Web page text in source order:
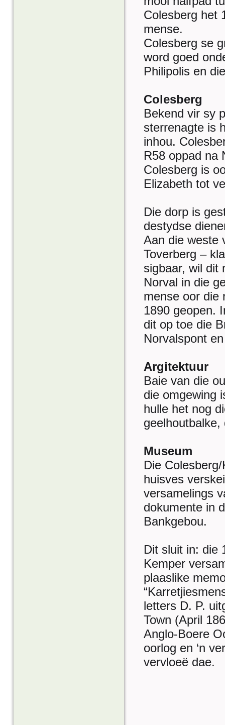
Colesberg het
mense.
Colesberg se
word goed
Philipolis en
Colesberg
Bekend vir sy
sterrenagte is
inhou.
R58 oppad na
Colesberg is
Elizabeth tot
Die dorp is
destydse
Aan die weste
Toverberg –
sigbaar, wil dit
Norval in die
mense oor die
1890 geopen.
dit op toe die
Norvalspont
Argitektuur
Baie van die
die omgewing
hulle het nog
Museum
Die
huisves
versamelings
dokumente in
Bankgebou.
Dit sluit in: die
Kemper
plaaslike
letters D. P.
Town (April
Anglo-Boere
oorlog en ‘n
vervloeë dae.